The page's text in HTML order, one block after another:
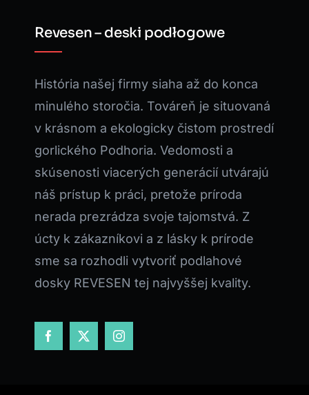
Revesen – deski podłogowe
História našej firmy siaha až do konca
minulého storočia. Továreň je situovaná
v krásnom a ekologicky čistom prostredí
gorlického Podhoria. Vedomosti a
skúsenosti viacerých generácií utvárajú
náš prístup k práci, pretože príroda
nerada prezrádza svoje tajomstvá. Z
úcty k zákazníkovi a z lásky k prírode
sme sa rozhodli vytvoriť podlahové
dosky REVESEN tej najvyššej kvality.